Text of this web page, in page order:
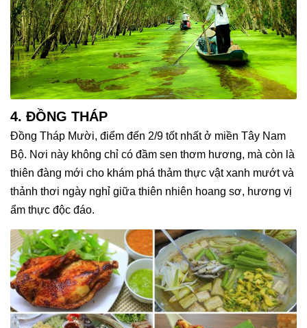
4. ĐỒNG THÁP
Đồng Tháp Mười, điểm đến 2/9 tốt nhất ở miền Tây Nam
Bộ. Nơi này không chỉ có đầm sen thơm hương, mà còn là
thiên đàng mới cho khám phá thảm thực vật xanh mướt và
thảnh thơi ngày nghỉ giữa thiên nhiên hoang sơ, hương vị
ẩm thực độc đáo.